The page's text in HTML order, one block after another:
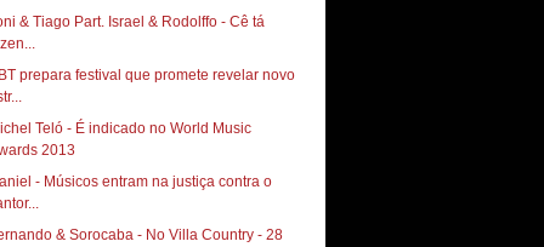
& Tiago Part. Israel & Rodolffo - Cê tá
prepara festival que promete revelar novo
Teló - É indicado no World Music
2013
- Músicos entram na justiça contra o
& Sorocaba - No Villa Country - 28